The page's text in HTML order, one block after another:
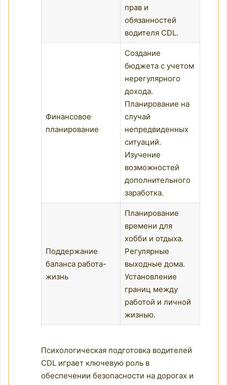
прав и
обязанностей
водителя CDL.
Финансовое
планирование
Создание
бюджета с учетом
нерегулярного
дохода.
Планирование на
случай
непредвиденных
ситуаций.
Изучение
возможностей
дополнительного
заработка.
Поддержание
баланса работа-
жизнь
Планирование
времени для
хобби и отдыха.
Регулярные
выходные дома.
Установление
границ между
работой и личной
жизнью.
Психологическая подготовка водителей
CDL играет ключевую роль в
обеспечении безопасности на дорогах и